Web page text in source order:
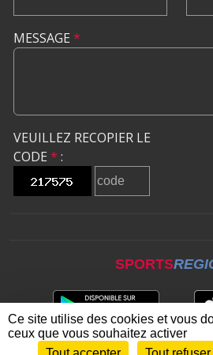
MESSAGE *
VEUILLEZ RECOPIER LE
CODE * :
SPORTS
Ce site utilise des cookies et vous
ceux que vous souhaitez activer